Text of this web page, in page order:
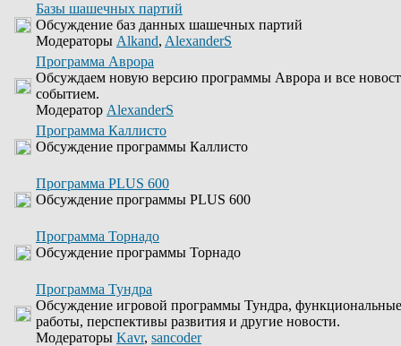
Базы шашечных партий
Обсуждение баз данных шашечных партий
Модераторы Alkand, AlexanderS
Программа Аврора
Обсуждаем новую версию программы Аврора и все
событием.
Модератор AlexanderS
Программа Каллисто
Обсуждение программы Каллисто
Программа PLUS 600
Обсуждение программы PLUS 600
Программа Торнадо
Обсуждение программы Торнадо
Программа Тундра
Обсуждение игровой программы Тундра,
работы, перспективы развития и другие новости.
Модераторы Kavr, sancoder